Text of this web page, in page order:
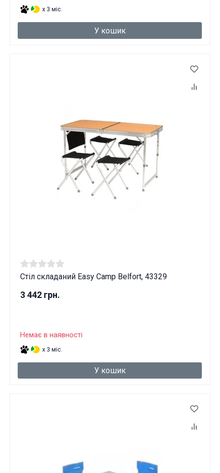
x 3 міс.
У кошик
Стіл складаний Easy Camp Belfort, 43329
3 442 грн.
Немає в наявності
x 3 міс.
У кошик